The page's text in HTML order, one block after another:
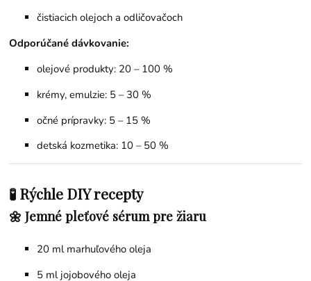
čistiacich olejoch a odličovačoch
Odporúčané dávkovanie:
olejové produkty: 20 – 100 %
krémy, emulzie: 5 – 30 %
očné prípravky: 5 – 15 %
detská kozmetika: 10 – 50 %
🧪 Rýchle DIY recepty
🌼 Jemné pleťové sérum pre žiaru
20 ml marhuľového oleja
5 ml jojobového oleja